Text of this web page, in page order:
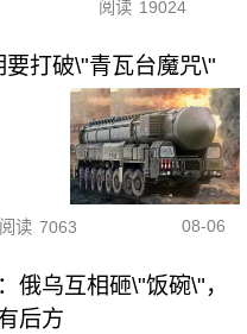
阅读 19024
打破\"青瓦台魔咒\"
阅读 7063 08-06
俄乌互相砸\"饭碗\"，
后方